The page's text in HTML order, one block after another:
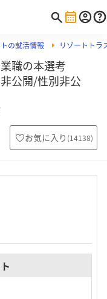
の就活情報 リゾートトラ
職の本選考
公開/性別非公
お気に入り (14138)